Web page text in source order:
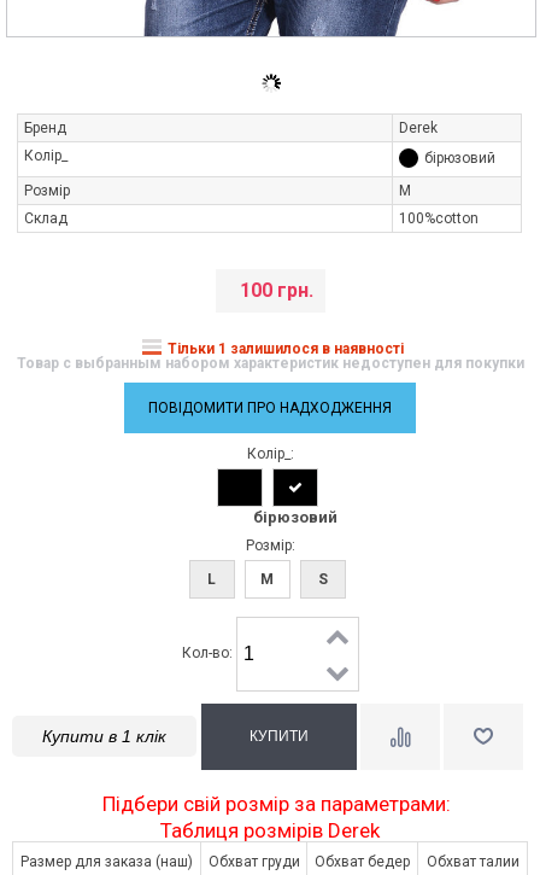
Бренд
Derek
Колір_
бірюзовий
Розмір
M
Склад
100%cotton
100 грн.
Тільки 1 залишилося в наявності
Товар с выбранным набором характеристик недоступен для покупки
ПОВІДОМИТИ ПРО НАДХОДЖЕННЯ
Колір_:
бірюзовий
Розмір:
L
M S
Кол-во:
Купити в 1 клік
Підбери свій розмір за параметрами:
Таблиця розмірів Derek
Размер для заказа (наш) Обхват груди Обхват бедер Обхват талии